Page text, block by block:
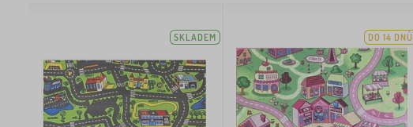
SKLADEM DO 14 DNŮ